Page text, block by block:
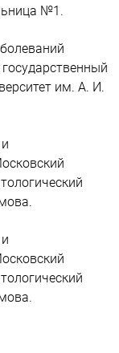
№1.
им. А. И.